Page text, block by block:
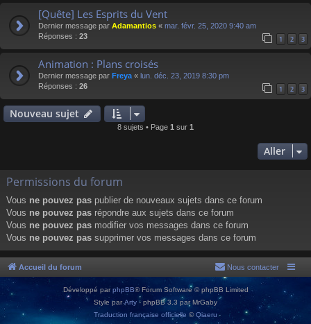
[Quête] Les Esprits du Vent
Dernier message par Adamantios « mar. févr. 25, 2020 9:40 am
Réponses : 23 1 2 3
Animation : Plans croisés
Dernier message par Freya « lun. déc. 23, 2019 8:30 pm
Réponses : 26 1 2 3
Nouveau sujet
8 sujets • Page 1 sur 1
Aller
Permissions du forum
Vous ne pouvez pas publier de nouveaux sujets dans ce forum
Vous ne pouvez pas répondre aux sujets dans ce forum
Vous ne pouvez pas modifier vos messages dans ce forum
Vous ne pouvez pas supprimer vos messages dans ce forum
Accueil du forum Nous contacter
Développé par phpBB® Forum Software © phpBB Limited
Style parArty - phpBB 3.3 par MrGaby
Traduction française officielle ©Qiaeru